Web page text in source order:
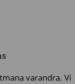
varandra. Vi